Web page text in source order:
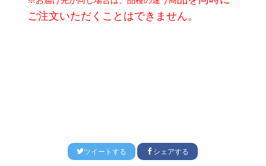
ご注文いただくことはできません。
ツイートする シェアする